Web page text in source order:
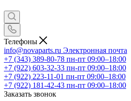
Телефоны
info@novaparts.ru Электронная почта
+7 (343) 389-80-78 пн-пт 09:00–18:00
+7 (922) 603-32-33 пн-пт 09:00–18:00
+7 (922) 223-11-01 пн-пт 09:00–18:00
+7 (922) 181-42-43 пн-пт 09:00–18:00
Заказать звонок